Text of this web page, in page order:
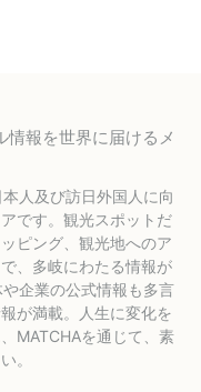
報を世界に届けるメ
人及び訪日外国人に向
です。観光スポットだ
ピング、観光地へのア
、多岐にわたる情報が
企業の公式情報も多言
が満載。人生に変化を
MATCHAを通じて、素
。